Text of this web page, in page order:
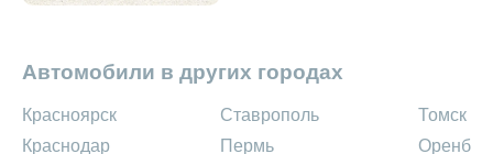
Автомобили в других городах
Красноярск
Краснодар
Ставрополь
Пермь
Томск